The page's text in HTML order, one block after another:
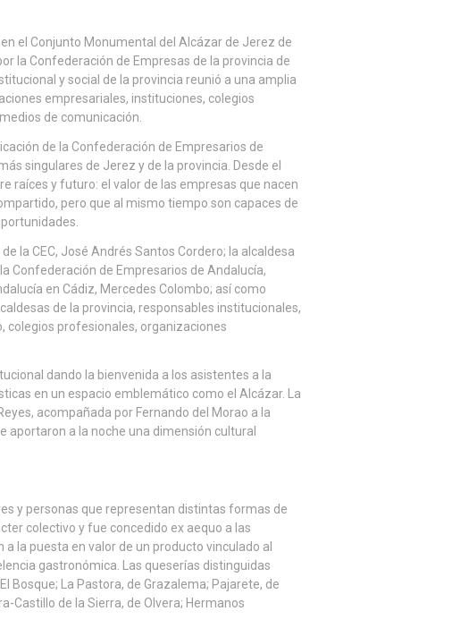
el Conjunto Monumental del Alcázar de Jerez de
la Confederación de Empresas de la provincia de
y social de la provincia reunió a una amplia
empresariales, instituciones, colegios
de comunicación.
de la Confederación de Empresarios de
singulares de Jerez y de la provincia. Desde el
raíces y futuro: el valor de las empresas que nacen
pero que al mismo tiempo son capaces de
la CEC, José Andrés Santos Cordero; la alcaldesa
Confederación de Empresarios de Andalucía,
en Cádiz, Mercedes Colombo; así como
de la provincia, responsables institucionales,
colegios profesionales, organizaciones
dando la bienvenida a los asistentes a la
en un espacio emblemático como el Alcázar. La
acompañada por Fernando del Morao a la
aportaron a la noche una dimensión cultural
y personas que representan distintas formas de
colectivo y fue concedido ex aequo a las
la puesta en valor de un producto vinculado al
gastronómica. Las queserías distinguidas
Bosque; La Pastora, de Grazalema; Pajarete, de
Castillo de la Sierra, de Olvera; Hermanos